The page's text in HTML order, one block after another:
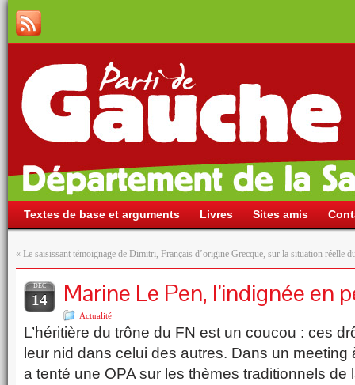
Textes de base et arguments Livres Sites amis
« Le saisissant témoignage de Dimitri, Français d’origine Grecque, sur la situation réelle
DÉC
14 Marine Le Pen, l’indignée en
Actualité
L’héritière du trône du FN est un coucou : ces
leur nid dans celui des autres. Dans un meeting
a tenté une OPA sur les thèmes traditionnels de